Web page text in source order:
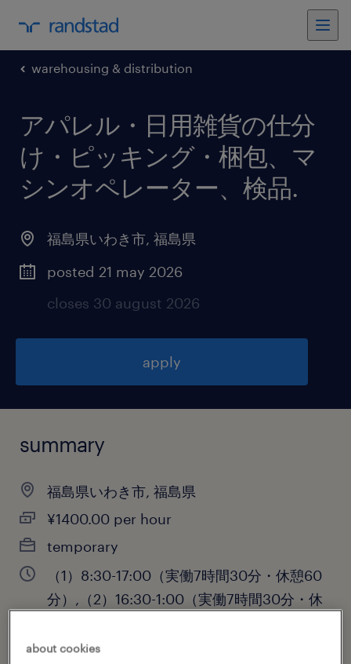
warehousing & distribution
アパレル・日用雑貨の仕分
け・ピッキング・梱包、マ
シンオペレーター、検品.
福島県いわき市, 福島県
posted 21 may 2026
closes 30 august 2026
apply
summary
福島県いわき市, 福島県
¥1400.00 per hour
temporary
（1）8:30-17:00（実働7時間30分・休憩60
分）,（2）16:30-1:00（実働7時間30分・休
分・休憩60分）
about cookies